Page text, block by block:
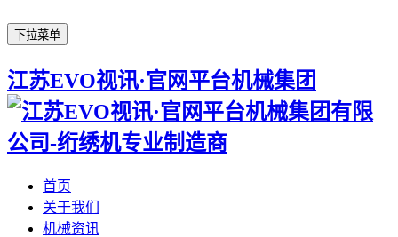
下拉菜单
江苏EVO视讯·官网平台机械集团
首页
关于我们
机械资讯